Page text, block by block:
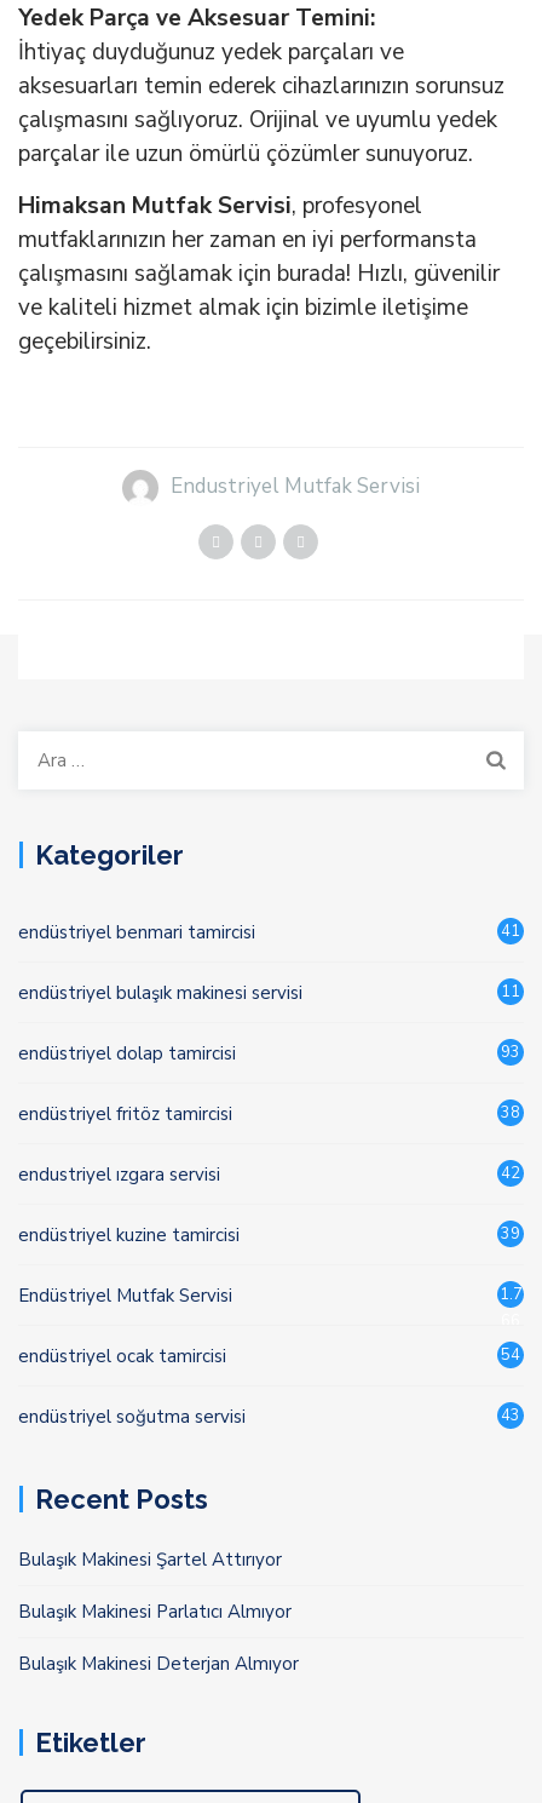
Yedek Parça ve Aksesuar Temini:
İhtiyaç duyduğunuz yedek parçaları ve
aksesuarları temin ederek cihazlarınızın sorunsuz
çalışmasını sağlıyoruz. Orijinal ve uyumlu yedek
parçalar ile uzun ömürlü çözümler sunuyoruz.
Himaksan Mutfak Servisi, profesyonel
mutfaklarınızın her zaman en iyi performansta
çalışmasını sağlamak için burada! Hızlı, güvenilir
ve kaliteli hizmet almak için bizimle iletişime
geçebilirsiniz.
Endustriyel Mutfak Servisi
Arama:
Kategoriler
endüstriyel benmari tamircisi 41
endüstriyel bulaşık makinesi servisi 11
endüstriyel dolap tamircisi 93
endüstriyel fritöz tamircisi 38
endustriyel ızgara servisi 42
endüstriyel kuzine tamircisi 39
Endüstriyel Mutfak Servisi
1.7
endüstriyel ocak tamircisi 54
endüstriyel soğutma servisi 43
Recent Posts
Bulaşık Makinesi Şartel Attırıyor
Bulaşık Makinesi Parlatıcı Almıyor
Bulaşık Makinesi Deterjan Almıyor
Etiketler